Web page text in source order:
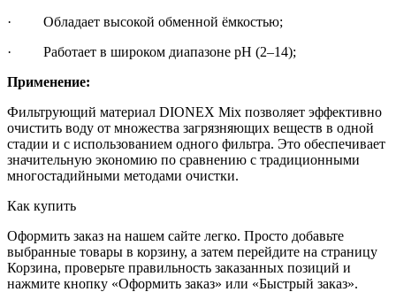
· Обладает высокой обменной ёмкостью;
· Работает в широком диапазоне pH (2–14);
Применение:
Фильтрующий материал DIONEX Mix позволяет эффективно
очистить воду от множества загрязняющих веществ в одной
стадии и с использованием одного фильтра. Это обеспечивает
значительную экономию по сравнению с традиционными
многостадийными методами очистки.
Как купить
Оформить заказ на нашем сайте легко. Просто добавьте
выбранные товары в корзину, а затем перейдите на страницу
Корзина, проверьте правильность заказанных позиций и
нажмите кнопку «Оформить заказ» или «Быстрый заказ».